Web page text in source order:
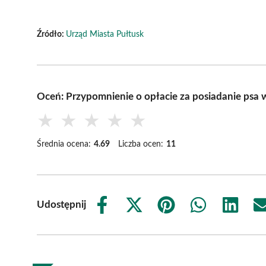
Źródło: Urząd Miasta Pułtusk
Oceń: Przypomnienie o opłacie za posiadanie psa
★ ★ ★ ★ ★
Średnia ocena: 4.69 Liczba ocen: 11
Udostępnij
Share
Share
(Twitter)
Share
Share
Share